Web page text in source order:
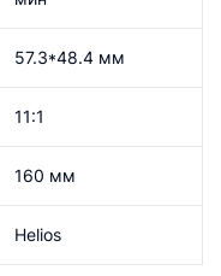
57.3*48.4 мм
11:1
160 мм
Helios